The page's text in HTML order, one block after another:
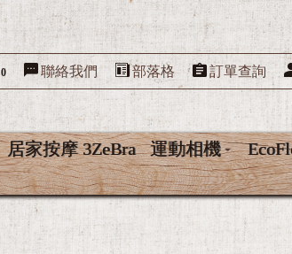
0 聯絡我們 部落格 訂單查詢
居家按摩 3ZeBra 運動相機